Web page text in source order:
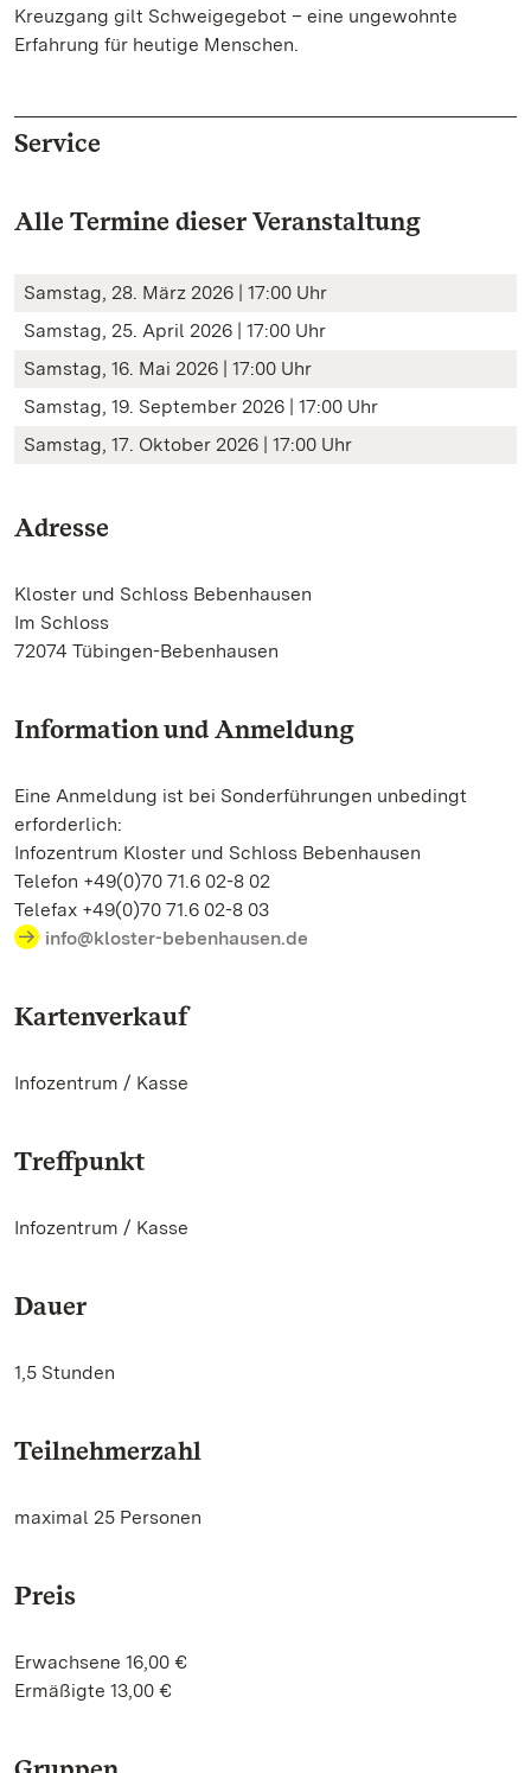
Kreuzgang gilt Schweigegebot – eine ungewohnte
Erfahrung für heutige Menschen.
Service
Alle Termine dieser Veranstaltung
Samstag, 28. März 2026 | 17:00 Uhr
Samstag, 25. April 2026 | 17:00 Uhr
Samstag, 16. Mai 2026 | 17:00 Uhr
Samstag, 19. September 2026 | 17:00 Uhr
Samstag, 17. Oktober 2026 | 17:00 Uhr
Adresse
Kloster und Schloss Bebenhausen
Im Schloss
72074 Tübingen-Bebenhausen
Information und Anmeldung
Eine Anmeldung ist bei Sonderführungen unbedingt
erforderlich:
Infozentrum Kloster und Schloss Bebenhausen
Telefon +49(0)70 71.6 02-8 02
Telefax +49(0)70 71.6 02-8 03
info@kloster-bebenhausen.de
Kartenverkauf
Infozentrum / Kasse
Treffpunkt
Infozentrum / Kasse
Dauer
1,5 Stunden
Teilnehmerzahl
maximal 25 Personen
Preis
Erwachsene 16,00 €
Ermäßigte 13,00 €